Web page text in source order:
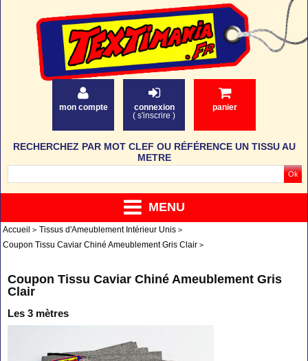
mon compte
connexion
( s'inscrire )
panier
MENU
RECHERCHEZ PAR MOT CLEF OU RÉFÉRENCE UN TISSU AU
METRE
Accueil
Tissus d'Ameublement Intérieur Unis
Coupon Tissu Caviar Chiné Ameublement Gris Clair
Coupon Tissu Caviar Chiné Ameublement Gris
Clair
Les 3 mètres